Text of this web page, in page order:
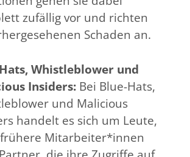
zufällig vor und richten
Schaden an.
Whistleblower und
Insiders: Bei Blue-Hats,
und Malicious
handelt es sich um Leute,
Mitarbeiter*innen